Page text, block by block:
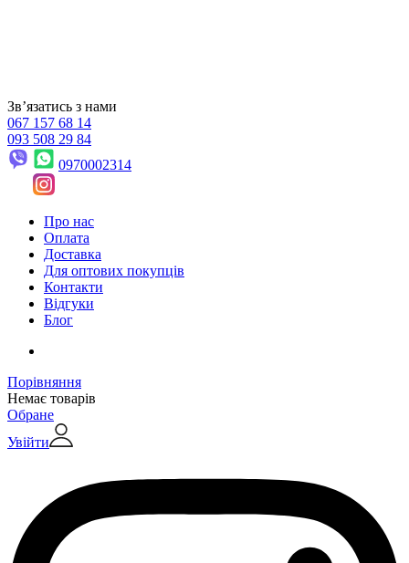
Звʼязатись з нами
067 157 68 14
093 508 29 84
0970002314
Про нас
Оплата
Доставка
Для оптових покупців
Контакти
Відгуки
Блог
Порівняння
Немає товарів
Обране
Увійти